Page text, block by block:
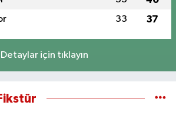
33 37
Detaylar için tıklayın